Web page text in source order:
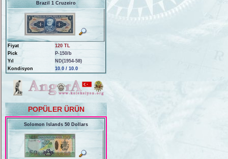
Brazil 1 Cruzeiro
Fiyat
120 TL
Pick
P-150/b
Yıl
ND(1954-58)
Kondisyon
10.0 / 10.0
POPÜLER ÜRÜN
Solomon Islands 50 Dollars